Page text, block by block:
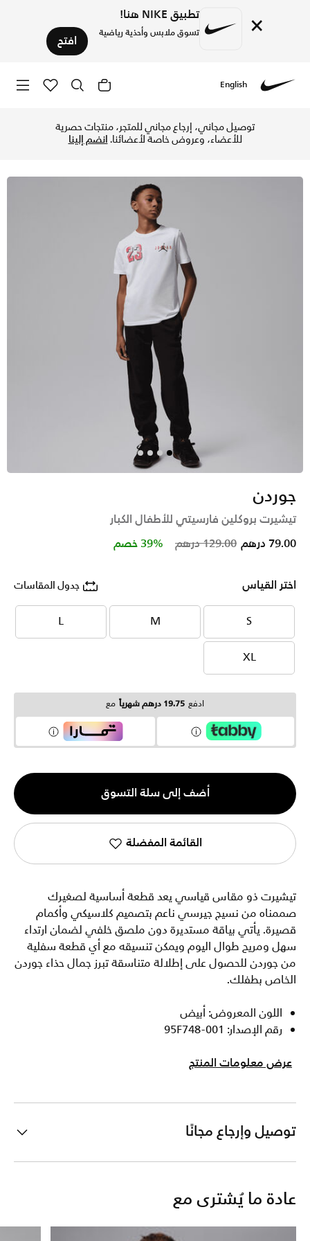
× تطبيق NIKE هنا!
تسوق ملابس وأحذية رياضية افتح
English
توصيل مجاني، إرجاع مجاني للمتجر، منتجات حصرية
للأعضاء، وعروض خاصة لأعضائنا.انضم إلينا
جوردن
تيشيرت بروكلين فارسيتي للأطفال الكبار
Price reduced from
129.00 درهم to 79.00 درهم 39% خصم
اختر القياس جدول المقاسات
S
S
M
M
L
L
XL
XL
ادفع 19.75 درهم شهرياً مع
الكمية
1
أضف إلى سلة التسوق
القائمة المفضلة
تيشيرت ذو مقاس قياسي يعد قطعة أساسية لصغيرك
صممناه من نسيج جيرسي ناعم بتصميم كلاسيكي وأكمام
قصيرة. يأتي بياقة مستديرة دون ملصق خلفي لضمان ارتداء
سهل ومريح طوال اليوم ويمكن تنسيقه مع أي قطعة سفلية
من جوردن للحصول على إطلالة متناسقة تبرز جمال حذاء جوردن
الخاص بطفلك.
اللون المعروض: أبيض
رقم الإصدار: 95F748-001
عرض معلومات المنتج
توصيل وإرجاع مجانًا
عادة ما يُشترى مع